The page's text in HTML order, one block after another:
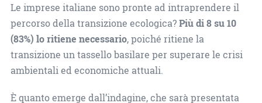
Le imprese italiane sono pronte ad intraprendere il
percorso della transizione ecologica?Più di 8 su 10
(83%) lo ritiene necessario, poiché ritiene la
transizione un tassello basilare per superare le crisi
ambientali ed economiche attuali.
È quanto emerge dall’indagine, che sarà presentata